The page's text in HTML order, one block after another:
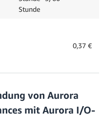
Stunde
0,37 €
von Aurora
mit Aurora I/O-